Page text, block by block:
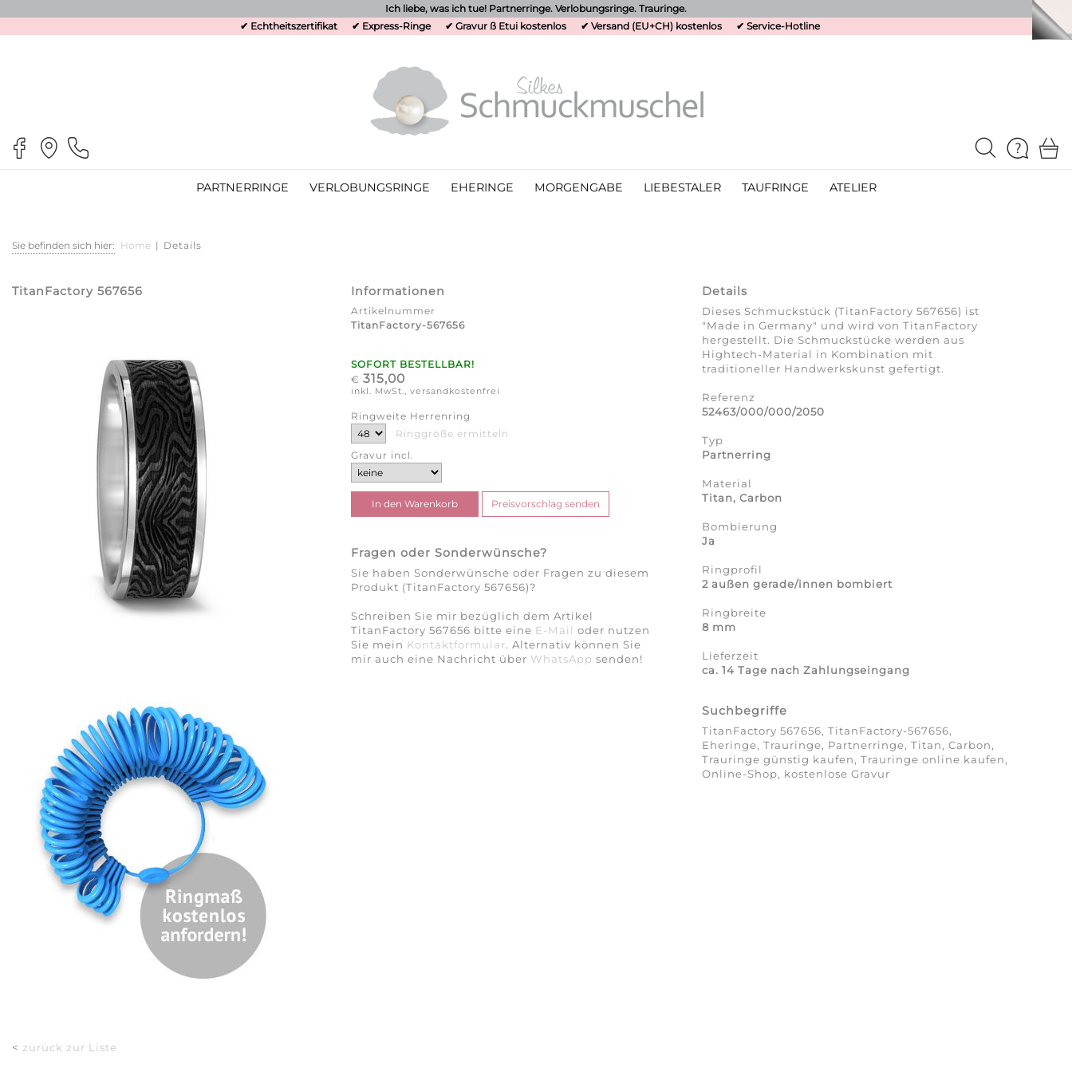
Ich liebe, was ich tue! Partnerringe. Verlobungsringe. Trauringe.
✔ Echtheitszertifikat
✔ Express-Ringe ✔ Gravur ß Etui kostenlos ✔ Versand (EU+CH) kostenlos ✔ Service-Hotline
PARTNERRINGE VERLOBUNGSRINGE EHERINGE MORGENGABE LIEBESTALER TAUFRINGE ATELIER
Sie befinden sich hier: Home | Details
TitanFactory 567656 Informationen
Artikelnummer
TitanFactory-567656
SOFORT BESTELLBAR!
€ 315,00
inkl. MwSt., versandkostenfrei
Ringweite Herrenring
Ringgröße ermitteln
Gravur incl.
Fragen oder Sonderwünsche?
Sie haben Sonderwünsche oder Fragen zu diesem
Produkt (TitanFactory 567656)?
Schreiben Sie mir bezüglich dem Artikel
TitanFactory 567656 bitte eine E-Mail oder nutzen
Sie mein Kontaktformular. Alternativ können Sie
mir auch eine Nachricht über WhatsApp senden!
Details
Dieses Schmuckstück (TitanFactory 567656) ist
"Made in Germany" und wird von TitanFactory
hergestellt. Die Schmuckstücke werden aus
Hightech-Material in Kombination mit
traditioneller Handwerkskunst gefertigt.
Referenz
52463/000/000/2050
Typ
Partnerring
Material
Titan, Carbon
Bombierung
Ja
Ringprofil
2 außen gerade/innen bombiert
Ringbreite
8 mm
Lieferzeit
ca. 14 Tage nach Zahlungseingang
Suchbegriffe
TitanFactory 567656, TitanFactory-567656,
Eheringe, Trauringe, Partnerringe, Titan, Carbon,
Trauringe günstig kaufen, Trauringe online kaufen,
Online-Shop, kostenlose Gravur
< zurück zur Liste